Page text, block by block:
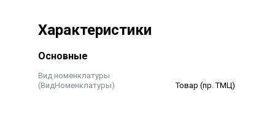
продуктов в недоступном для детей месте.
Характеристики
Основные
Вид номенклатуры
(ВидНоменклатуры)
Товар (пр. ТМЦ)